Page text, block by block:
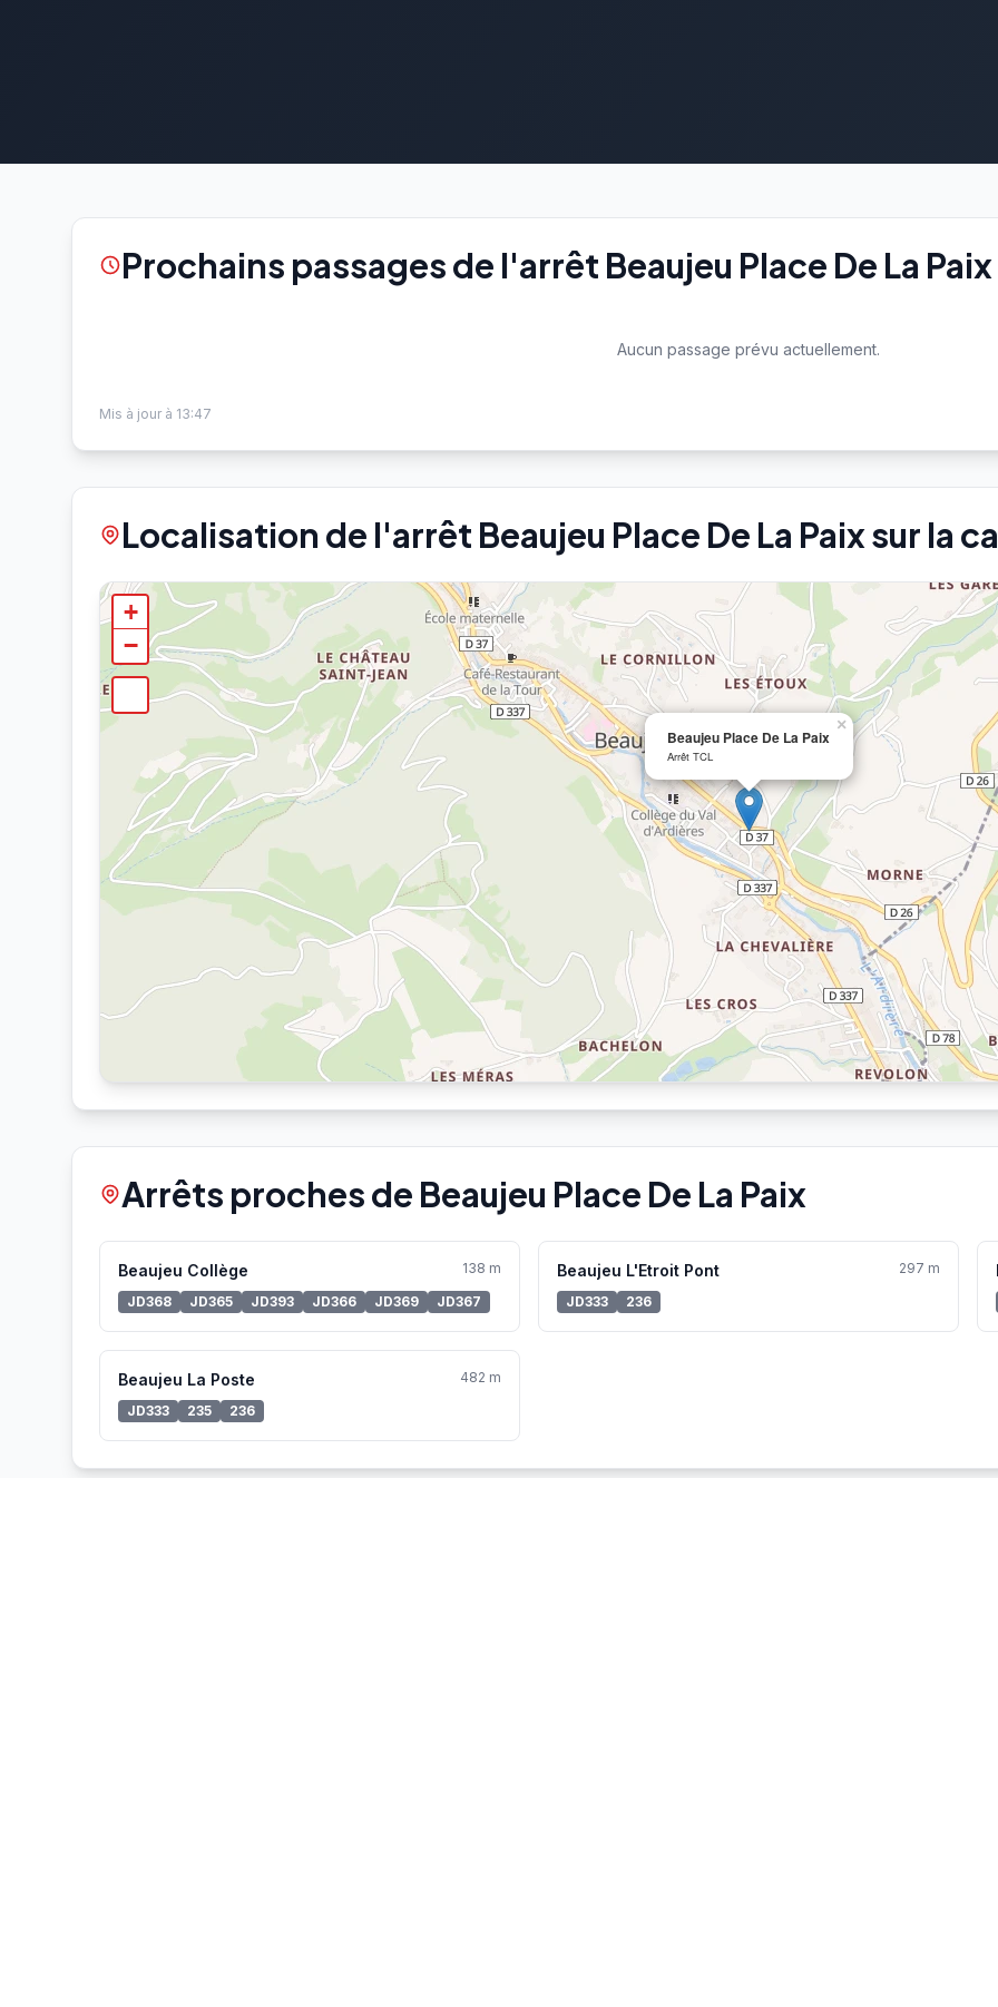
Prochains passages de l'arrêt Beaujeu Place De La Paix
Aucun passage prévu actuellement.
Mis à jour à 13:47
Localisation de l'arrêt Beaujeu Place De La Paix sur la
Beaujeu Place De La Paix
Arrêt TCL
×
+
−
Arrêts proches de Beaujeu Place De La Paix
Beaujeu Collège
138 m
JD368
JD365 JD393 JD366 JD369 JD367
Beaujeu L'Etroit Pont
297 m
JD333
236
Beaujeu La Poste
482 m
JD333
235 236